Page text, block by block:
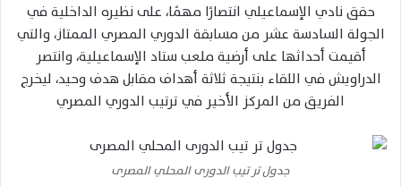
حقق نادي الإسماعيلي انتصارًا مهمًا، على نظيره الداخلية في
الجولة السادسة عشر من مسابقة الدوري المصري الممتاز، والتي
أقيمت أحداثها على أرضية ملعب ستاد الإسماعيلية، وانتصر
الدراويش في اللقاء بنتيجة ثلاثة أهداف مقابل هدف وحيد، ليخرج
الفريق من المركز الأخير في ترتيب الدوري المصري
جدول تر تيب الدورى المحلي المصرى